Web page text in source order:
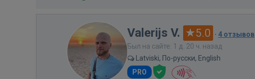
Valerijs V. 5.0 · 4 отзывов
Был на сайте: 1 д. 20 ч. назад
Latviski, По-русски, English
PRO